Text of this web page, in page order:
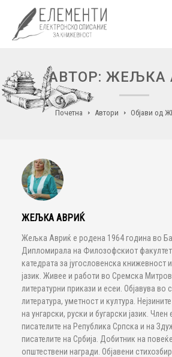
АВТОР: ЖЕЉКА
Почетна Автори Објави од
ЖЕЉКА АВРИЌ
Жељка Авриќ е родена 1964 година во
Дипломирала на Филозофскиот
катедрата за југословенска книжевност
јазик. Живее и работи во Сремска
литературни прикази и есеи. Објавува во
литература, уметност и култура.
на унгарски, руски и бугарски јазик.
писателите на Република Српска и на
писателите на Србија. Добитник на
општествени награди. Објавени